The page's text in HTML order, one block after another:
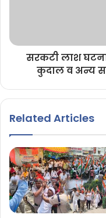
सरकटी लाश
कुदाल व अन्य
Related Articles